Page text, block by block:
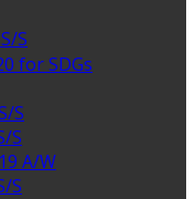
S
for SDGs
S
S
A/W
S